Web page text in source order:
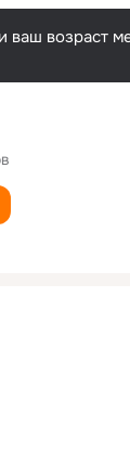
возраст